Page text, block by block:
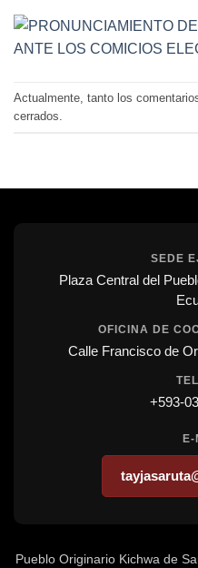
Actualmente, tanto los
cerrados.
SEDE
Plaza Central del
OFICINA DE
Calle Francisco de
+593-
E-
Pueblo Originario Kichwa de